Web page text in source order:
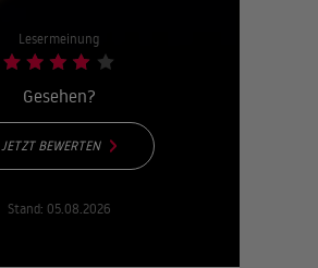
Lesermeinung
Gesehen?
JETZT BEWERTEN
Stand: 05.08.2026